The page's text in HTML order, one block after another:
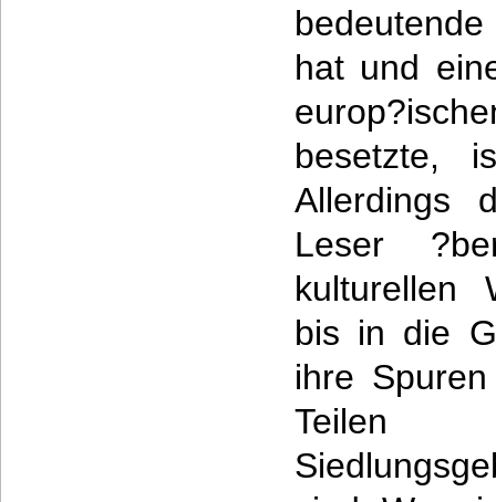
hat und
besetzte,
Allerdings
Leser
kulturellen
bis in die
ihre
Teilen